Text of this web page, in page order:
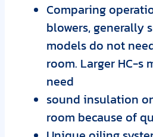
Comparing
blowers, generally
models do not
room. Larger HC-s
need
sound insulation
room because of